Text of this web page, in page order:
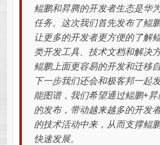
鲲鹏和昇腾的开发者生态是华
任务。这次我们首先发布了鲲
让更多的开发者更方便的了解
类开发工具、技术文档和解决
鲲鹏上面更容易的开发和迁移
下一步我们还会和极客邦一起
能图谱，我们希望通过鲲鹏+
的发布，带动越来越多的开发
的技术活动中来，从而支撑鲲
快速发展。